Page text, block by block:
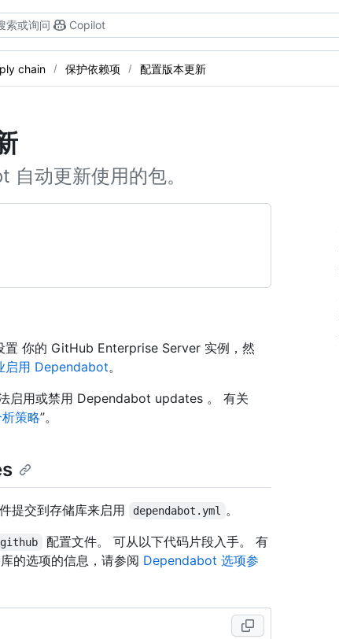
索或询问 Copilot
chain 保护依赖项 配置版本更新
动更新使用的包。
你的 GitHub Enterprise Server 实例，然
启用 Dependabot。
启用或禁用 Dependabot updates 。 有关
策略”。
提交到存储库来启用 dependabot.yml
。
配置文件。 可从以下代码片段入手。 有
的选项的信息，请参阅 Dependabot 选项参